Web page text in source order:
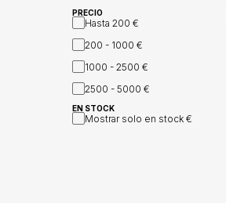
PRECIO
Hasta 200 €
200 - 1000 €
1000 - 2500 €
2500 - 5000 €
EN STOCK
Mostrar solo en stock €